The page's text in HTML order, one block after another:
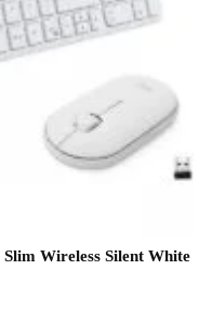
Wireless Silent White